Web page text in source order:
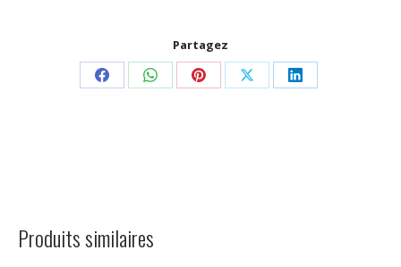
Partagez
Share Share Share Share Share
commentaire
Produits similaires